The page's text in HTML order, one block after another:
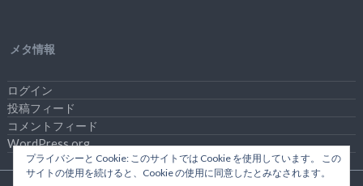
メタ情報
ログイン
投稿フィード
コメントフィード
WordPress.org
プライバシーと Cookie: このサイトでは Cookie を使用しています。 この
サイトの使用を続けると、Cookie の使用に同意したとみなされます。